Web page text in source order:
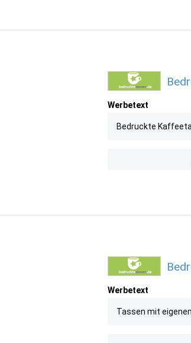
Werbetext
Bedruckte
Werbetext
Tassen mit